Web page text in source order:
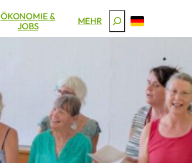
ÖKONOMIE &
JOBS
MEHR Suchen